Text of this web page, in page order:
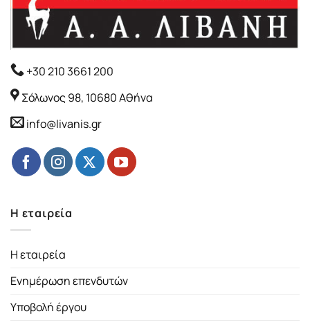
+30 210 3661 200
Σόλωνος 98, 10680 Αθήνα
info@livanis.gr
Η εταιρεία
Η εταιρεία
Ενημέρωση επενδυτών
Υποβολή έργου